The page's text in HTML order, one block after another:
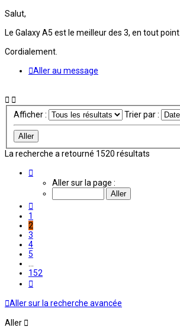
Salut,
Le Galaxy A5 est le meilleur des 3, en tout point.
Cordialement.
Aller au message
Afficher : Trier par :
La recherche a retourné 1520 résultats
Aller sur la page :
1
2
3
4
5
152
Aller sur la recherche avancée
Aller